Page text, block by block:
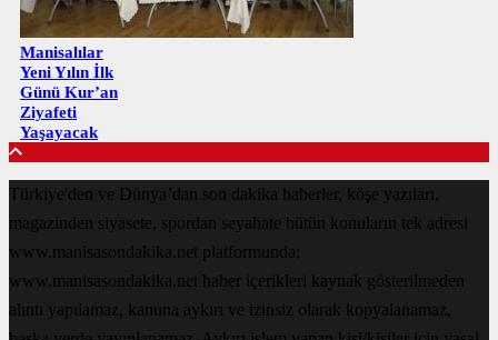
Manisalılar
Yeni Yılın İlk
Günü Kur’an
Ziyafeti
Yaşayacak
Türkiye'den ve Dünya’dan son dakika haberler, köşe yazıları,
magazinden siyasete, spordan seyahate bütün konuların tek adresi
www.manisasondakika.net platformunda;
www.manisasondakika.net haber içerikleri kaynak gösterilmeden
alıntı yapılamaz, kanuna aykırı ve izinsiz olarak kopyalanamaz,